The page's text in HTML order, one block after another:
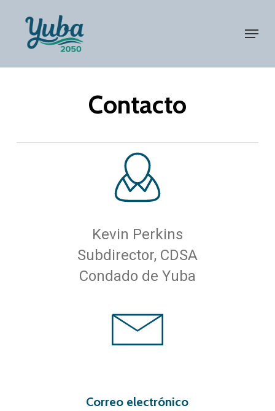
content
Menu
Contacto
Kevin Perkins
Subdirector, CDSA
Condado de Yuba
Correo electrónico
Close